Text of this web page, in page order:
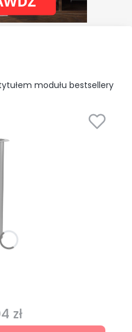
modułu bestsellery
zł